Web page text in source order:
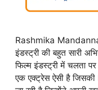
Rashmika
इंडस्ट्री की बहुत सारी
फिल्म इंडस्ट्री में चलता
एक एक्ट्रेस ऐसी है जिसकी